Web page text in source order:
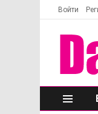
Войти
Меню